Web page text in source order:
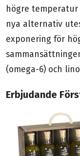
Erbjudande
högre
nya alternativ
exponering för
(omega-6) och